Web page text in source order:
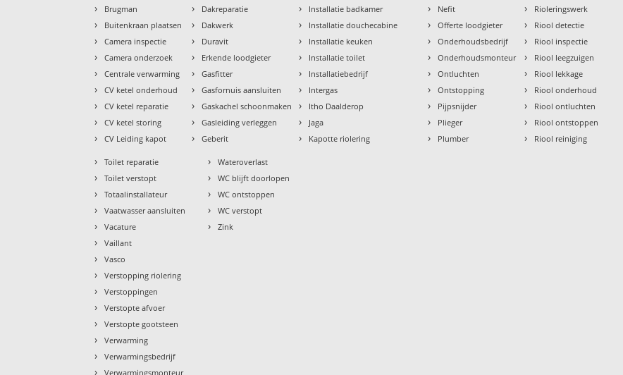
› Brugman
› Buitenkraan plaatsen
› Camera inspectie
› Camera onderzoek
› Centrale verwarming
› CV ketel onderhoud
› CV ketel reparatie
› CV ketel storing
› CV Leiding kapot
› Dakreparatie
› Dakwerk
› Duravit
› Erkende loodgieter
› Gasfitter
› Gasfornuis aansluiten
› Gaskachel schoonmaken
› Gasleiding verleggen
› Geberit
› Installatie badkamer
› Installatie douchecabine
› Installatie keuken
› Installatie toilet
› Installatiebedrijf
› Intergas
› Itho Daalderop
› Jaga
› Kapotte riolering
› Nefit
› Offerte loodgieter
› Onderhoudsbedrijf
› Onderhoudsmonteur
› Ontluchten
› Ontstopping
› Pijpsnijder
› Plieger
› Plumber
› Rioleringswerk
› Riool detectie
› Riool inspectie
› Riool leegzuigen
› Riool lekkage
› Riool onderhoud
› Riool ontluchten
› Riool ontstoppen
› Riool reiniging
› Toilet reparatie
› Toilet verstopt
› Totaalinstallateur
› Vaatwasser aansluiten
› Vacature
› Vaillant
› Vasco
› Verstopping riolering
› Verstoppingen
› Verstopte afvoer
› Verstopte gootsteen
› Verwarming
› Verwarmingsbedrijf
› Verwarmingsmonteur
› Wateroverlast
› WC blijft doorlopen
› WC ontstoppen
› WC verstopt
› Zink